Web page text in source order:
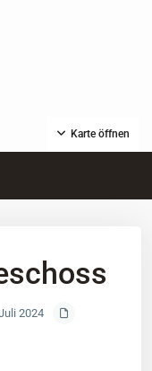
Karte öffnen
2024